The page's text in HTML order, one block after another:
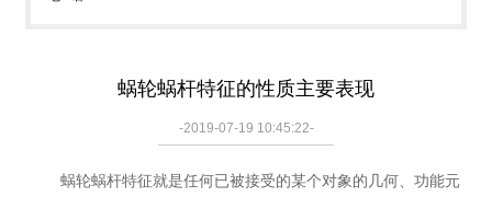
蜗轮蜗杆特征的性质主要表现
-2019-07-19 10:45:22-
蜗轮蜗杆特征就是任何已被接受的某个对象的几何、功能元